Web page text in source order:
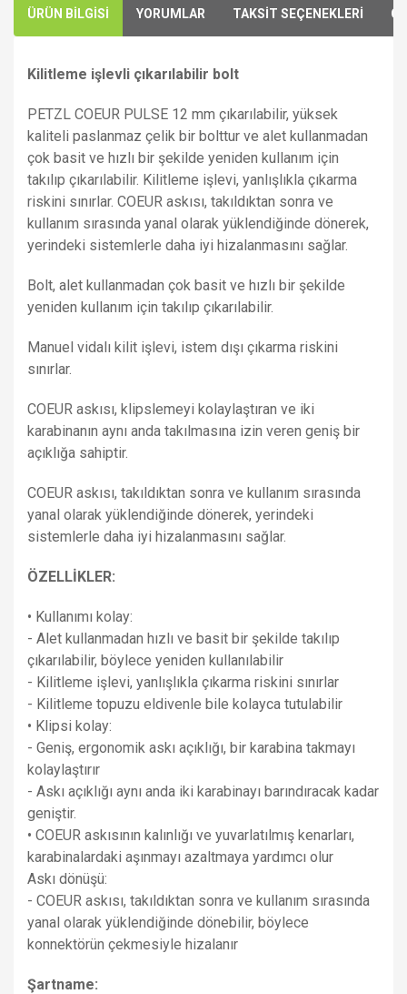
ÜRÜN BİLGİSİ YORUMLAR TAKSİT SEÇENEKLERİ
Kilitleme işlevli çıkarılabilir bolt
PETZL COEUR PULSE 12 mm çıkarılabilir, yüksek
kaliteli paslanmaz çelik bir bolttur ve alet kullanmadan
çok basit ve hızlı bir şekilde yeniden kullanım için
takılıp çıkarılabilir. Kilitleme işlevi, yanlışlıkla çıkarma
riskini sınırlar. COEUR askısı, takıldıktan sonra ve
kullanım sırasında yanal olarak yüklendiğinde dönerek,
yerindeki sistemlerle daha iyi hizalanmasını sağlar.
Bolt, alet kullanmadan çok basit ve hızlı bir şekilde
yeniden kullanım için takılıp çıkarılabilir.
Manuel vidalı kilit işlevi, istem dışı çıkarma riskini
sınırlar.
COEUR askısı, klipslemeyi kolaylaştıran ve iki
karabinanın aynı anda takılmasına izin veren geniş bir
açıklığa sahiptir.
COEUR askısı, takıldıktan sonra ve kullanım sırasında
yanal olarak yüklendiğinde dönerek, yerindeki
sistemlerle daha iyi hizalanmasını sağlar.
ÖZELLİKLER:
• Kullanımı kolay:
- Alet kullanmadan hızlı ve basit bir şekilde takılıp
çıkarılabilir, böylece yeniden kullanılabilir
- Kilitleme işlevi, yanlışlıkla çıkarma riskini sınırlar
- Kilitleme topuzu eldivenle bile kolayca tutulabilir
• Klipsi kolay:
- Geniş, ergonomik askı açıklığı, bir karabina takmayı
kolaylaştırır
- Askı açıklığı aynı anda iki karabinayı barındıracak kadar
geniştir.
• COEUR askısının kalınlığı ve yuvarlatılmış kenarları,
karabinalardaki aşınmayı azaltmaya yardımcı olur
Askı dönüşü:
- COEUR askısı, takıldıktan sonra ve kullanım sırasında
yanal olarak yüklendiğinde dönebilir, böylece
konnektörün çekmesiyle hizalanır
Şartname: